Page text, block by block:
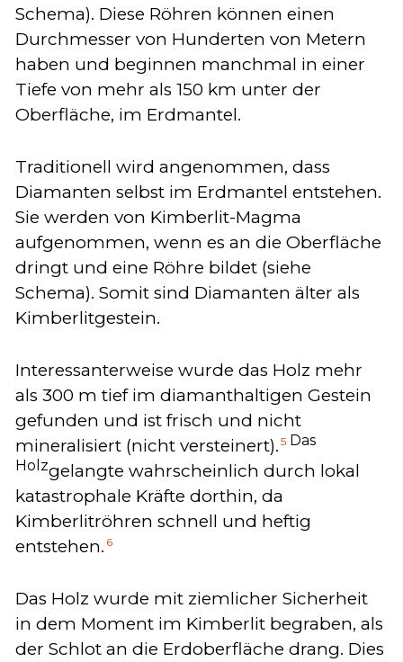
Schema). Diese Röhren können einen
Durchmesser von Hunderten von Metern
haben und beginnen manchmal in einer
Tiefe von mehr als 150 km unter der
Oberfläche, im Erdmantel.
Traditionell wird angenommen, dass
Diamanten selbst im Erdmantel entstehen.
Sie werden von Kimberlit-Magma
aufgenommen, wenn es an die Oberfläche
dringt und eine Röhre bildet (siehe
Schema). Somit sind Diamanten älter als
Kimberlitgestein.
Interessanterweise wurde das Holz mehr
als 300 m tief im diamanthaltigen Gestein
gefunden und ist frisch und nicht
mineralisiert (nicht versteinert). 5 Das
Holzgelangte wahrscheinlich durch lokal
katastrophale Kräfte dorthin, da
Kimberlitröhren schnell und heftig
entstehen. 6
Das Holz wurde mit ziemlicher Sicherheit
in dem Moment im Kimberlit begraben, als
der Schlot an die Erdoberfläche drang. Dies